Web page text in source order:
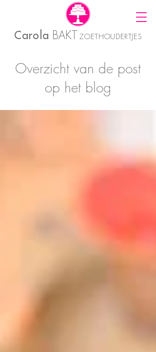
Carola BAKT ZOETHOUDERTJES
Overzicht van de post
op het blog